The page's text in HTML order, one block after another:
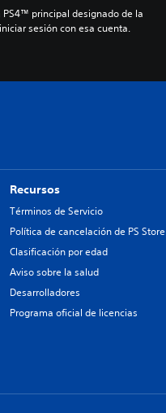
principal designado de la
sesión con esa cuenta.
Recursos
Términos de Servicio
Política de cancelación de PS Store
Clasificación por edad
Aviso sobre la salud
Desarrolladores
Programa oficial de licencias